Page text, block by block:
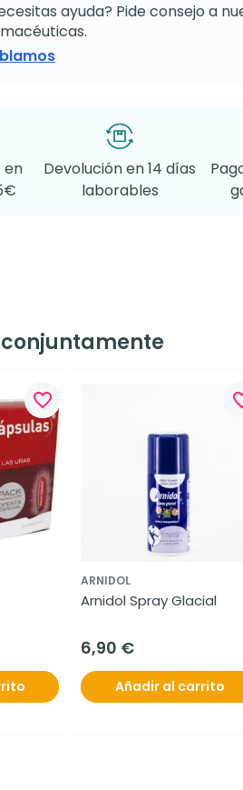
ayuda? Pide consejo a
en
Devolución en 14 días
laborables
favorite_border
ARNIDOL
Arnidol Spray Glacial
6,90 €
Añadir al carrito